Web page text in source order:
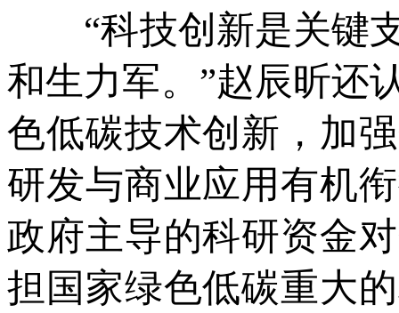
“科技创新是关键支
和生力军。”赵辰昕还
色低碳技术创新，加
研发与商业应用有机
政府主导的科研资金
担国家绿色低碳重大